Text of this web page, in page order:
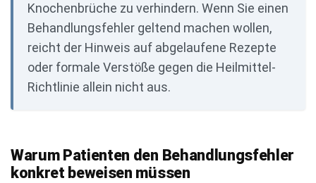
Knochenbrüche zu verhindern. Wenn Sie einen
Behandlungsfehler geltend machen wollen,
reicht der Hinweis auf abgelaufene Rezepte
oder formale Verstöße gegen die Heilmittel-
Richtlinie allein nicht aus.
Warum Patienten den Behandlungsfehler
konkret beweisen müssen